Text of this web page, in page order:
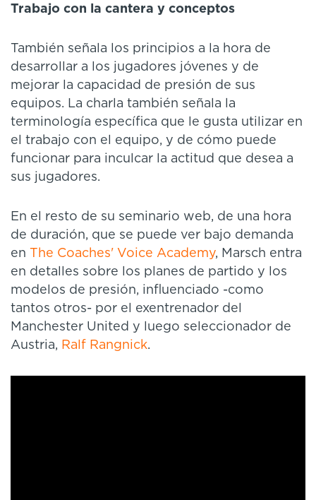
Trabajo con la cantera y conceptos
También señala los principios a la hora de
desarrollar a los jugadores jóvenes y de
mejorar la capacidad de presión de sus
equipos. La charla también señala la
terminología específica que le gusta utilizar en
el trabajo con el equipo, y de cómo puede
funcionar para inculcar la actitud que desea a
sus jugadores.
En el resto de su seminario web, de una hora
de duración, que se puede ver bajo demanda
en The Coaches' Voice Academy, Marsch entra
en detalles sobre los planes de partido y los
modelos de presión, influenciado -como
tantos otros- por el exentrenador del
Manchester United y luego seleccionador de
Austria, Ralf Rangnick.